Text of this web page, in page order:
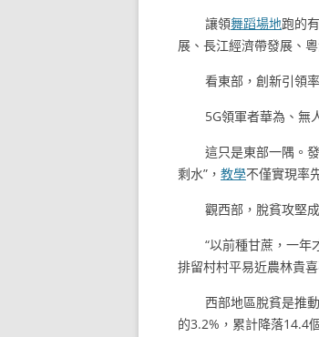
讓領舞蹈場地跑的
展、長江經濟帶發展、
看東部，創新引領
5G領軍者華為、無
這只是東部一隅。
剩水”， 教學不僅實現率
觀西部，脫貧攻堅
“以前種甘蔗，一年
排留村村平易近農林貴
西部地區脫貧是推
的3.2%，累計降落14.4